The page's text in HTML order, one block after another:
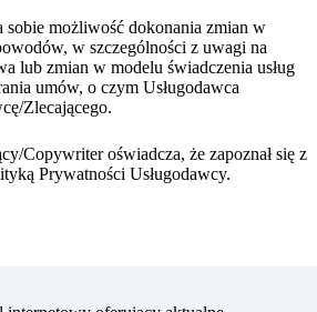
sobie możliwość dokonania zmian w
w szczególności z uwagi na
lub zmian w modelu świadczenia usług
umów, o czym Usługodawca
Zlecającego.
Copywriter oświadcza, że zapoznał się z
Prywatności Usługodawcy.